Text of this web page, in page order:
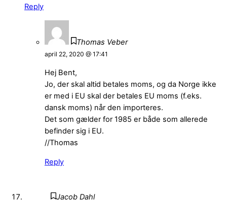
Reply
Thomas Veber
april 22, 2020 @ 17:41
Hej Bent,
Jo, der skal altid betales moms, og da Norge ikke
er med i EU skal der betales EU moms (f.eks.
dansk moms) når den importeres.
Det som gælder for 1985 er både som allerede
befinder sig i EU.
//Thomas
Reply
Jacob Dahl